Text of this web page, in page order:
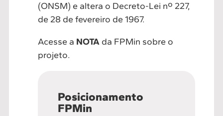
(ONSM) e altera o Decreto-Lei nº 227,
de 28 de fevereiro de 1967.
Acesse a NOTA da FPMin sobre o
projeto.
Posicionamento
FPMin